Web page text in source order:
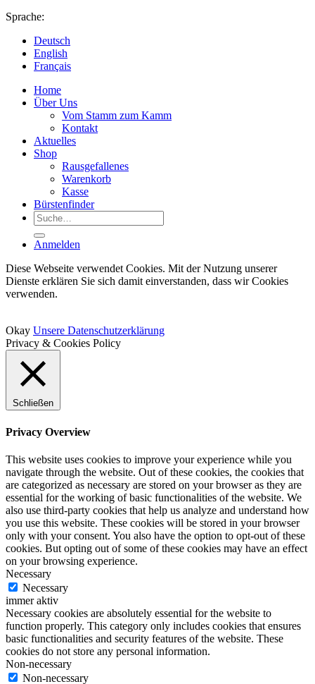
Sprache:
Deutsch
English
Français
Home
Über Uns
Vom Stamm zum Kamm
Kontakt
Aktuelles
Shop
Rausgefallenes
Warenkorb
Kasse
Bürstenfinder
Suche
nach:
Anmelden
Diese Webseite verwendet Cookies. Mit der Nutzung unserer
Dienste erklären Sie sich damit einverstanden, dass wir Cookies
verwenden.
Okay Unsere Datenschutzerklärung
Privacy & Cookies Policy
Schließen
Privacy Overview
This website uses cookies to improve your experience while you
navigate through the website. Out of these cookies, the cookies that
are categorized as necessary are stored on your browser as they are
essential for the working of basic functionalities of the website. We
also use third-party cookies that help us analyze and understand how
you use this website. These cookies will be stored in your browser
only with your consent. You also have the option to opt-out of these
cookies. But opting out of some of these cookies may have an effect
on your browsing experience.
Necessary
Necessary
immer aktiv
Necessary cookies are absolutely essential for the website to
function properly. This category only includes cookies that ensures
basic functionalities and security features of the website. These
cookies do not store any personal information.
Non-necessary
Non-necessary